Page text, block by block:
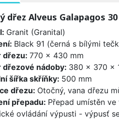
dřez Alveus Galapagos
Granit (Granital)
Black 91 (černá s bílými
dřezu: 770 x 430 mm
dřezové nádoby: 380 x 370 x
šířka skříňky: 500 mm
dřezu: Otočný, vana dřezu
přepadu: Přepad umístěn ve
ovládání výpusti - výpusť